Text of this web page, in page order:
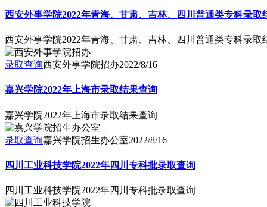
西安外事学院2022年青海、甘肃、吉林、四川普通类专科录取
西安外事学院2022年青海、甘肃、吉林、四川普通类专科录取
录取查询西安外事学院招办2022/8/16
嘉兴学院2022年上海市录取结果查询
嘉兴学院2022年上海市录取结果查询
录取查询嘉兴学院招生办公室2022/8/16
四川工业科技学院2022年四川专科批录取查询
四川工业科技学院2022年四川专科批录取查询